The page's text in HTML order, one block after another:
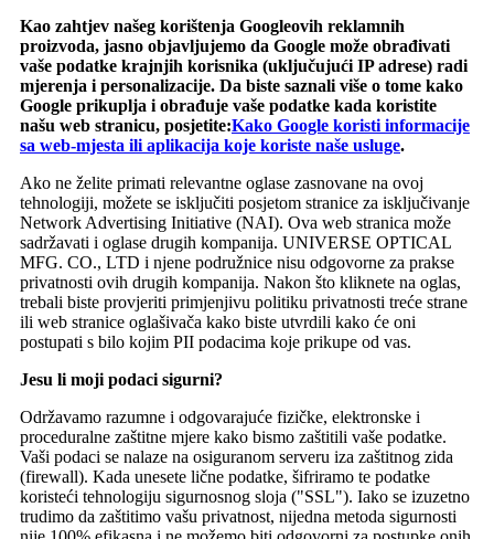
Kao zahtjev našeg korištenja Googleovih reklamnih
proizvoda, jasno objavljujemo da Google može obrađivati ​​
vaše podatke krajnjih korisnika (uključujući IP adrese) radi
mjerenja i personalizacije. Da biste saznali više o tome kako
Google prikuplja i obrađuje vaše podatke kada koristite
našu web stranicu, posjetite:Kako Google koristi informacije
sa web-mjesta ili aplikacija koje koriste naše usluge.
Ako ne želite primati relevantne oglase zasnovane na ovoj
tehnologiji, možete se isključiti posjetom stranice za isključivanje
Network Advertising Initiative (NAI). Ova web stranica može
sadržavati i oglase drugih kompanija. UNIVERSE OPTICAL
MFG. CO., LTD i njene podružnice nisu odgovorne za prakse
privatnosti ovih drugih kompanija. Nakon što kliknete na oglas,
trebali biste provjeriti primjenjivu politiku privatnosti treće strane
ili web stranice oglašivača kako biste utvrdili kako će oni
postupati s bilo kojim PII podacima koje prikupe od vas.
Jesu li moji podaci sigurni?
Održavamo razumne i odgovarajuće fizičke, elektronske i
proceduralne zaštitne mjere kako bismo zaštitili vaše podatke.
Vaši podaci se nalaze na osiguranom serveru iza zaštitnog zida
(firewall). Kada unesete lične podatke, šifriramo te podatke
koristeći tehnologiju sigurnosnog sloja ("SSL"). Iako se izuzetno
trudimo da zaštitimo vašu privatnost, nijedna metoda sigurnosti